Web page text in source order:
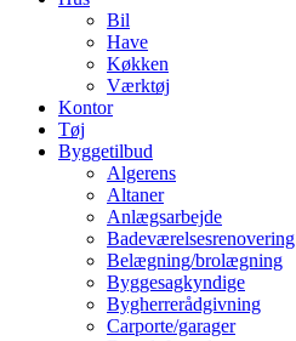
Bil
Have
Køkken
Værktøj
Kontor
Tøj
Byggetilbud
Algerens
Altaner
Anlægsarbejde
Badeværelsesrenovering
Belægning/brolægning
Byggesagkyndige
Bygherrerådgivning
Carporte/garager